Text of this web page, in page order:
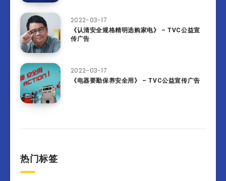
2022-03-17
《认清安全规格精明选购家电》 – TVC公益宣
传广告
2022-03-17
《电器要勤保养安全用》 – TVC公益宣传广告
热门标签